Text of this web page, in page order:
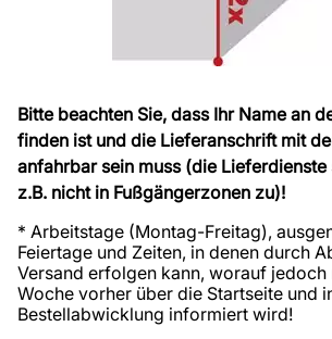
Bitte beachten Sie, dass Ihr Name an
finden ist und die Lieferanschrift mit
anfahrbar sein muss (die
z.B. nicht in Fußgängerzonen zu)!
* Arbeitstage (Montag-Freitag),
Feiertage und Zeiten, in denen durch
Versand erfolgen kann, worauf jedoch
Woche vorher über die Startseite und
Bestellabwicklung informiert wird!